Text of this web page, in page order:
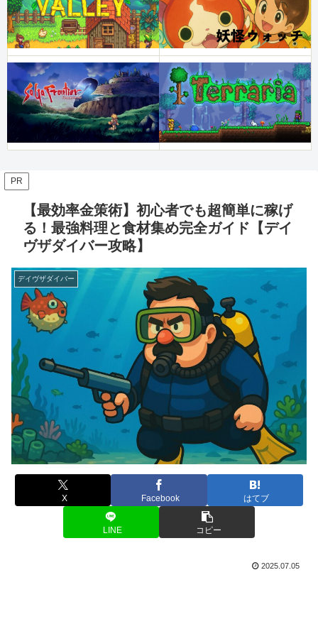
PR
【最効率金策術】初心者でも超簡単に稼げ
る！最強料理と食材集め完全ガイド【デイ
ヴザダイバー攻略】
デイヴザダイバー
X Facebook はてブ
LINE コピー
2025.07.05